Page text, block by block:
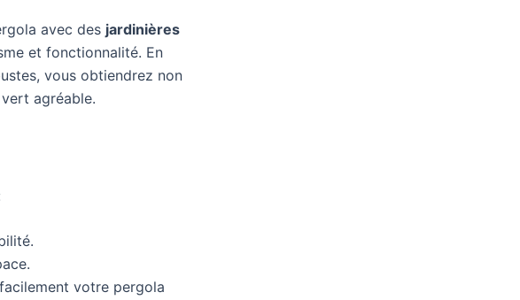
avec des jardinières
et fonctionnalité. En
vous obtiendrez non
agréable.
votre pergola